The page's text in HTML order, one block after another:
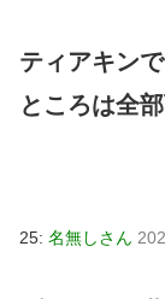
ティアキン
ところは全
25: 名無しさん